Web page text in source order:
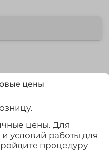
популярных моделей
цены
цены. Для
условий работы для
процедуру